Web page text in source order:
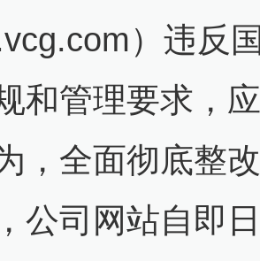
）违反
和管理要求，
，全面彻底整
公司网站自即